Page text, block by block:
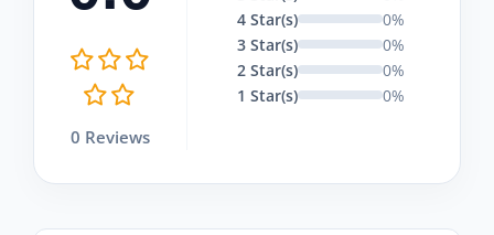
0 Reviews
4 Star(s)
0%
3 Star(s)
0%
2 Star(s)
0%
1 Star(s)
0%